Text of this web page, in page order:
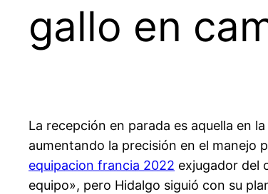
gallo en
La recepción en parada es aquella en
aumentando la precisión en el manejo
equipacion francia 2022 exjugador del
equipo», pero Hidalgo siguió con su